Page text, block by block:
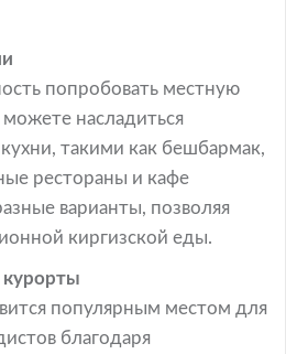
попробовать местную
насладиться
такими как бешбармак,
рестораны и кафе
варианты, позволяя
киргизской еды.
популярным местом для
благодаря